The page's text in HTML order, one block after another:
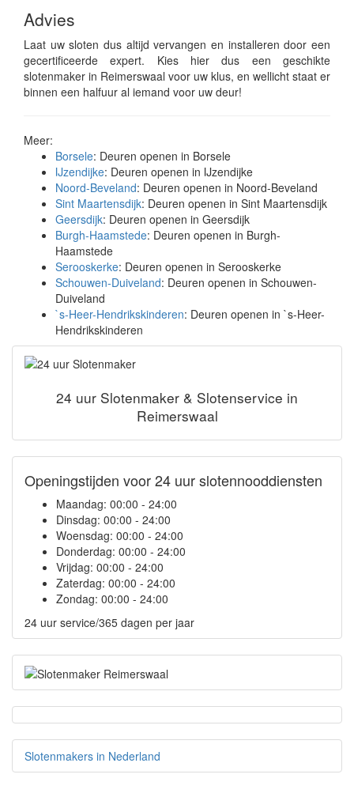
Advies
Laat uw sloten dus altijd vervangen en installeren door een
gecertificeerde expert. Kies hier dus een geschikte
slotenmaker in Reimerswaal voor uw klus, en wellicht staat er
binnen een halfuur al iemand voor uw deur!
Meer:
Borsele: Deuren openen in Borsele
IJzendijke: Deuren openen in IJzendijke
Noord-Beveland: Deuren openen in Noord-Beveland
Sint Maartensdijk: Deuren openen in Sint Maartensdijk
Geersdijk: Deuren openen in Geersdijk
Burgh-Haamstede: Deuren openen in Burgh-
Haamstede
Serooskerke: Deuren openen in Serooskerke
Schouwen-Duiveland: Deuren openen in Schouwen-
Duiveland
`s-Heer-Hendrikskinderen: Deuren openen in `s-Heer-
Hendrikskinderen
24 uur Slotenmaker & Slotenservice in
Reimerswaal
Openingstijden voor 24 uur slotennooddiensten
Maandag: 00:00 - 24:00
Dinsdag: 00:00 - 24:00
Woensdag: 00:00 - 24:00
Donderdag: 00:00 - 24:00
Vrijdag: 00:00 - 24:00
Zaterdag: 00:00 - 24:00
Zondag: 00:00 - 24:00
24 uur service/365 dagen per jaar
Slotenmakers in Nederland